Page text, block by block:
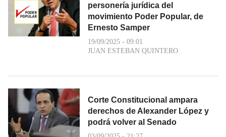
personería jurídica del
movimiento Poder Popular, de
Ernesto Samper
19/09/2025 - 09:01
JUAN ESTEBAN QUINTERO
Corte Constitucional ampara
derechos de Alexander López y
podrá volver al Senado